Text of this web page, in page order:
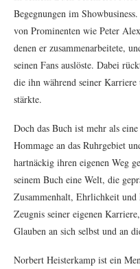
Begegnungen im
von Prominenten wie Peter
denen er zusammenarbeitete,
seinen Fans auslöste. Dabei
die ihn während seiner Karriere
stärkte.
Doch das Buch ist mehr als
Hommage an das Ruhrgebiet
hartnäckig ihren eigenen Weg
seinem Buch eine Welt, die
Zusammenhalt, Ehrlichkeit
Zeugnis seiner eigenen
Glauben an sich selbst und an
Norbert Heisterkamp ist ein